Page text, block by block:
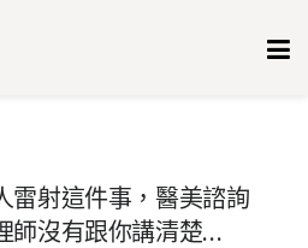
雷射這件事，醫美諮詢
師沒有跟你講清楚…